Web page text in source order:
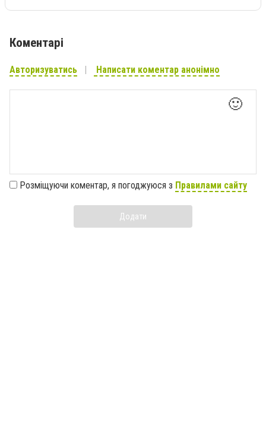
Коментарі
Авторизуватись Написати коментар анонімно
🙂
Розміщуючи коментар, я погоджуюся з Правилами сайту
Додати